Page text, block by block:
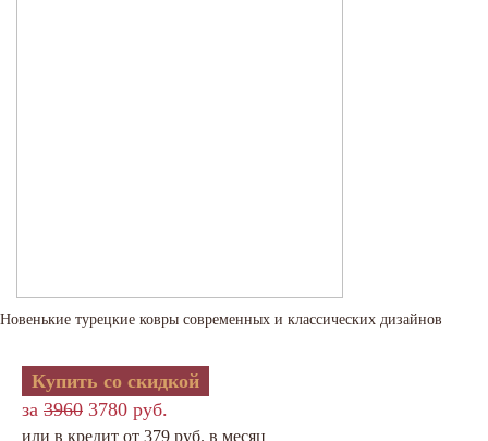
Новенькие турецкие ковры современных и классических дизайнов
Купить со скидкой
за 3960 3780 руб.
или в кредит от 379 руб. в месяц